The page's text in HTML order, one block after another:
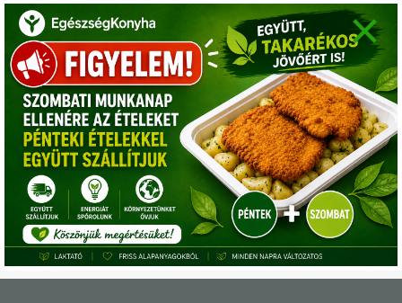
Telefonos ügyfélszolgálat:
+36703331360,+3612332240
E-mail:info@egeszsegkonyha.hu
×